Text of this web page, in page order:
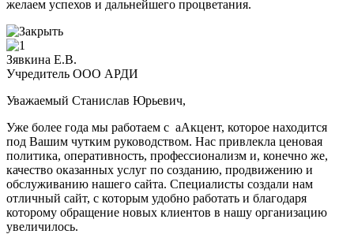
желаем успехов и дальнейшего процветания.
Зявкина Е.В.
Учредитель ООО АРДИ
Уважаемый Станислав Юрьевич,
Уже более года мы работаем с аАкцент, которое находится
под Вашим чутким руководством. Нас привлекла ценовая
политика, оперативность, профессионализм и, конечно же,
качество оказанных услуг по созданию, продвижению и
обслуживанию нашего сайта. Специалисты создали нам
отличный сайт, с которым удобно работать и благодаря
которому обращение новых клиентов в нашу организацию
увеличилось.